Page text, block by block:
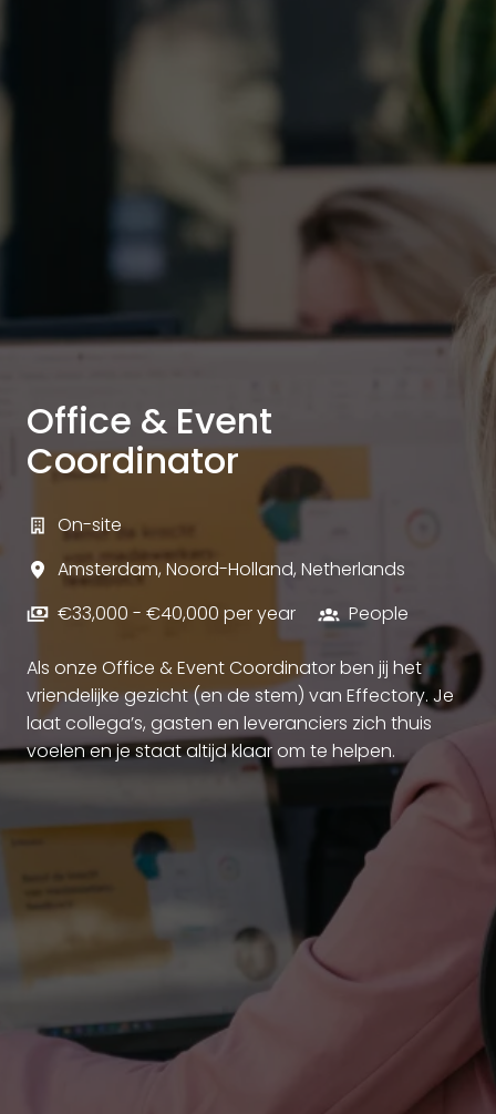
Office & Event
Coordinator
On-site
Amsterdam,Noord-Holland, Netherlands
€33,000 - €40,000 per year
People
Als onze Office & Event Coordinator ben jij het
vriendelijke gezicht (en de stem) van Effectory. Je
laat collega’s, gasten en leveranciers zich thuis
voelen en je staat altijd klaar om te helpen.